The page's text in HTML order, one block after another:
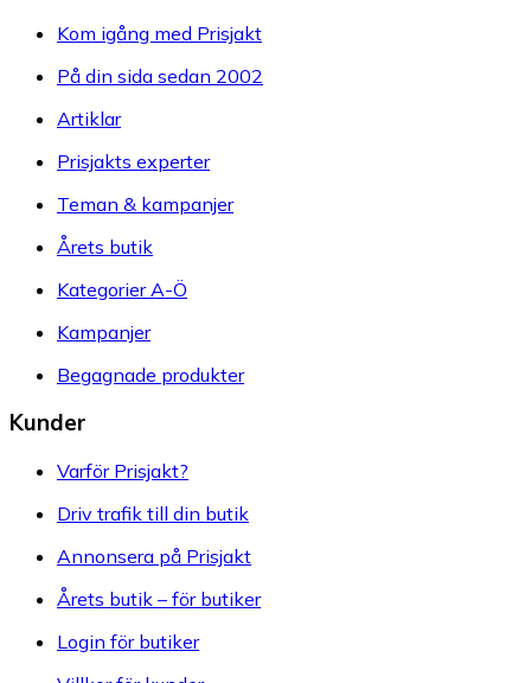
Kom igång med Prisjakt
På din sida sedan 2002
Artiklar
Prisjakts experter
Teman & kampanjer
Årets butik
Kategorier A-Ö
Kampanjer
Begagnade produkter
Kunder
Varför Prisjakt?
Driv trafik till din butik
Annonsera på Prisjakt
Årets butik – för butiker
Login för butiker